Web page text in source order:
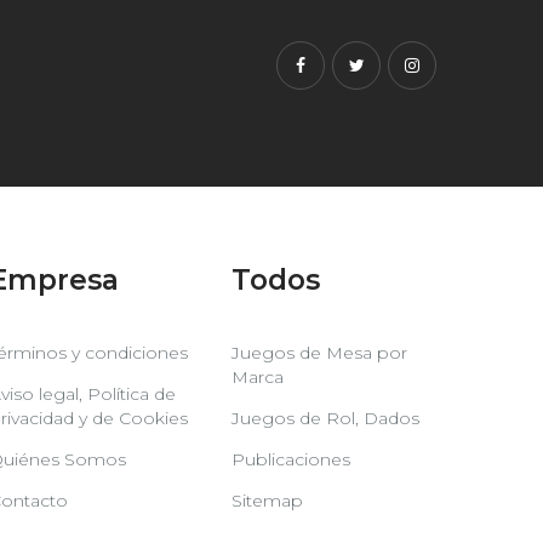
Facebook
TwitterInstagram
y condiciones
legal, Política de
y de Cookies
Somos
Todos
Juegos de Mesa por
Marca
Juegos de Rol, Dados
Publicaciones
Sitemap